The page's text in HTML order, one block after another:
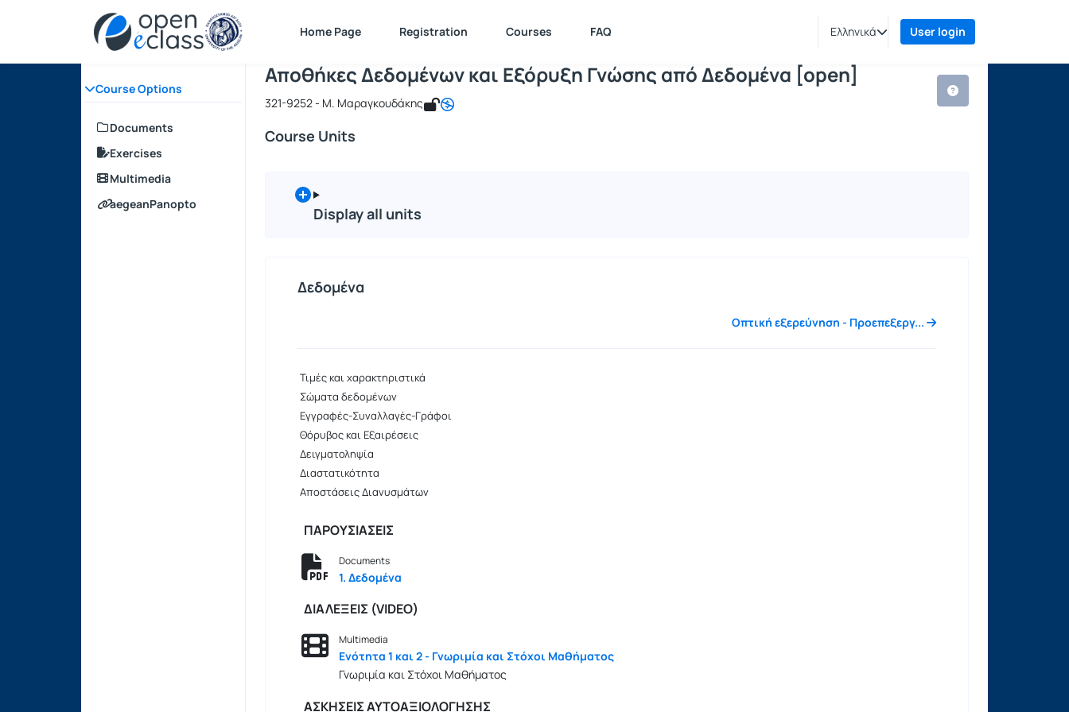
Home Page Registration Courses FAQ Ελληνικά User login
Course Options
Documents
Exercises
Multimedia
aegeanPanopto
Αρχική Σελίδα Αποθήκες Δεδομένων και Εξόρυξη Γνώσης από Δεδομέ...
Course : Αποθήκες Δεδομένων και Εξόρυξη Γνώσης από Δεδομένα [open]
Course code : ICSD133
Αποθήκες Δεδομένων και Εξόρυξη Γνώσης από Δεδομένα [open]
321-9252 - Μ. Μαραγκουδάκης
Course Units
Display all units
Δεδομένα
Οπτική εξερεύνηση - Προεπεξεργ...
Τιμές και χαρακτηριστικά
Σώματα δεδομένων
Εγγραφές-Συναλλαγές-Γράφοι
Θόρυβος και Εξαιρέσεις
Δειγματοληψία
Διαστατικότητα
Αποστάσεις Διανυσμάτων
ΠΑΡΟΥΣΙΑΣΕΙΣ
Documents
1. Δεδομένα
ΔΙΑΛΕΞΕΙΣ (VIDEO)
Multimedia
Ενότητα 1 και 2 - Γνωριμία και Στόχοι Μαθήματος
Γνωριμία και Στόχοι Μαθήματος
ΑΣΚΗΣΕΙΣ ΑΥΤΟΑΞΙΟΛΟΓΗΣΗΣ